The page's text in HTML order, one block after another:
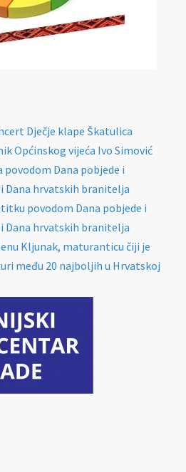
Dječje klape Škatulica
Općinskog vijeća Ivo Simović
Dana pobjede i
Dana hrvatskih branitelja
povodom Dana pobjede i
Dana hrvatskih branitelja
Kljunak, maturanticu čiji je
među 20 najboljih u Hrvatskoj